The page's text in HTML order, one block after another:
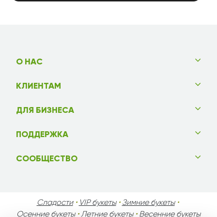
О НАС
КЛИЕНТАМ
ДЛЯ БИЗНЕСА
ПОДДЕРЖКА
СООБЩЕСТВО
Сладости• VIP букеты• Зимние букеты•
Осенние букеты•Летние букеты• Весенние букеты